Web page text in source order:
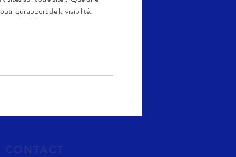
est un outil qui apport de la visibilité.
CONTACT